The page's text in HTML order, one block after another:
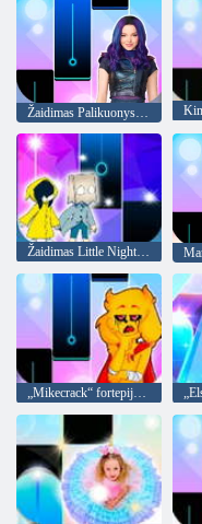
Žaidimas Little Nightmare 2 fortepijoninės plytelės
„Mikecrack“ fortepijono žaidimo plytelės